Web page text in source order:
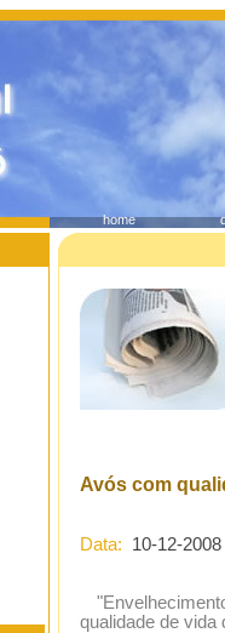
home
Avós com
Data: 10-12-2008
qualidade de vida